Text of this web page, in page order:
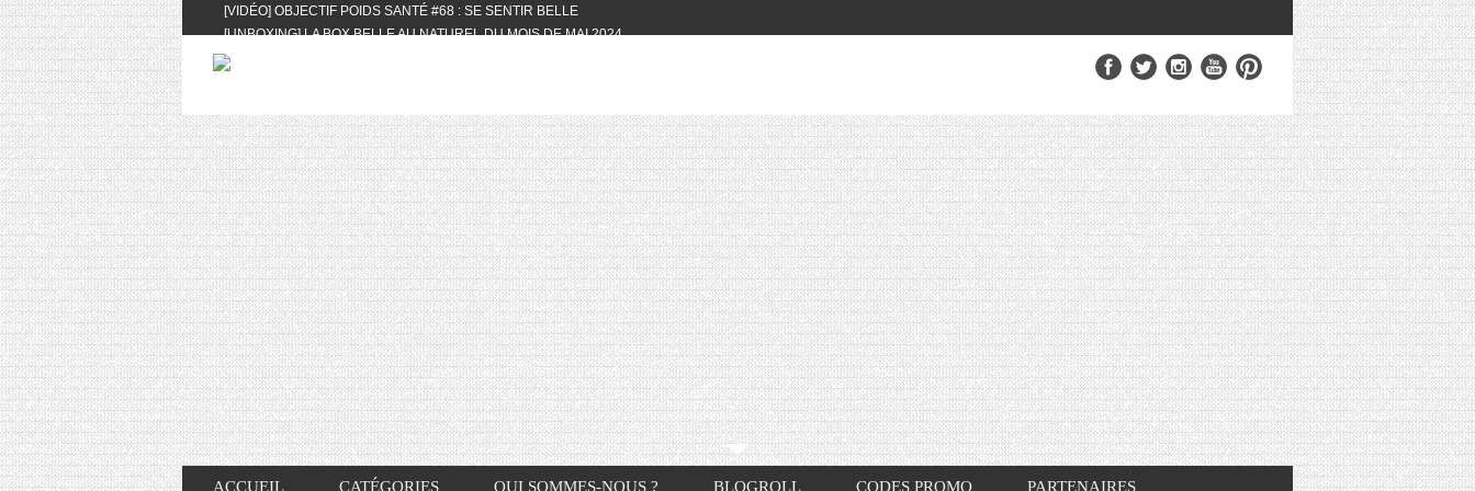
[VIDÉO] OBJECTIF POIDS SANTÉ #68 : SE SENTIR BELLE
[UNBOXING] LA BOX BELLE AU NATUREL DU MOIS DE MAI 2024
[VIDÉO] UNBOXING : LES MY LITTLE & BIOTYFULL BOX DU MOIS DE MAI 2024
[VIDÉO] QUITOQUE #10 : MEAL PREP & CONVIVIALITÉ
[VIDÉO] UNBOXING : LES MY LITTLE & BIOTYFULL BOX DU MOIS D’AVRIL
2024 FEAT. AKILA
[VIDÉO] OBJECTIF POIDS SANTÉ #67 : L’AVIS DES AUTRES, CE N’EST QUE LA
VIE DES AUTRES
[VIDÉO] UNBOXING : LES MY LITTLE & BIOTYFULL BOX DES MOIS DE
FÉVRIER ET MARS 2024 FEAT. AKILA
[VIDÉO] LA SÉLECTION DU MOIS #JANVIER2024
[VIDÉO] HELLOFRESH #34 : IDÉES RECETTES RISOTTO
ACCUEIL CATÉGORIES QUI SOMMES-NOUS ? BLOGROLL CODES PROMO PARTENAIRES